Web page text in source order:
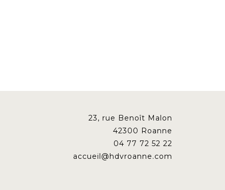
23, rue Benoît Malon
42300 Roanne
04 77 72 52 22
accueil@hdvroanne.com